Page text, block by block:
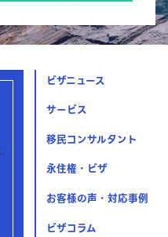
ビザニュース
サービス
移民コンサルタント
永住権・ビザ
お客様の声・対応事例
ビザコラム